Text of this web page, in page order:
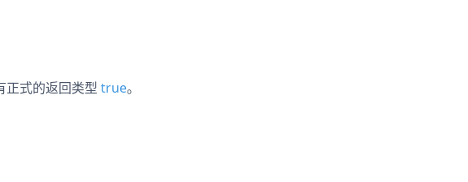
正式的返回类型 true。